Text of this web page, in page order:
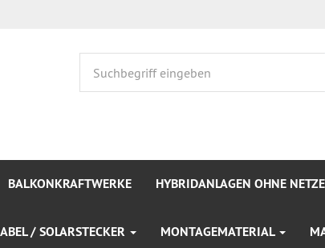
BALKONKRAFTWERKE HYBRIDANLAGEN OHNE
/ SOLARSTECKER MONTAGEMATERIAL